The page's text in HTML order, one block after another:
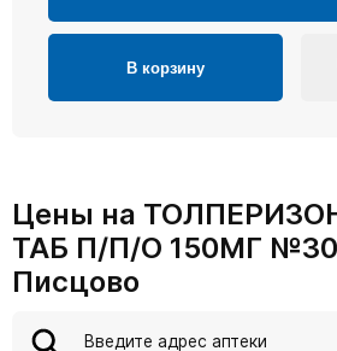
В корзину
Цены на
ТАБ П/П/О 150МГ №30
Писцово